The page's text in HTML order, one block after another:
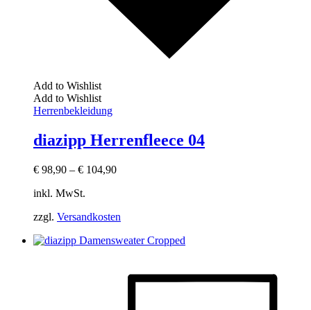
Add to Wishlist
Add to Wishlist
Herrenbekleidung
diazipp Herrenfleece 04
€ 98,90 – € 104,90
inkl. MwSt.
zzgl. Versandkosten